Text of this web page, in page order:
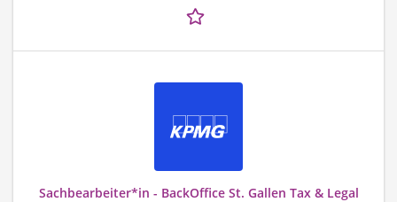
Sachbearbeiter*in - BackOffice St. Gallen Tax & Legal